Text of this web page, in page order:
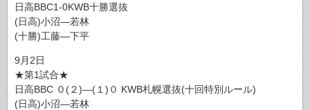
日高BBC1-0KWB十勝選抜
(日高)小沼―若林
(十勝)工藤―下平
9月2日
★第1試合★
日高BBC ０(２)―(１)０ KWB札幌選抜(十回特別ルール)
(日高)小沼―若林